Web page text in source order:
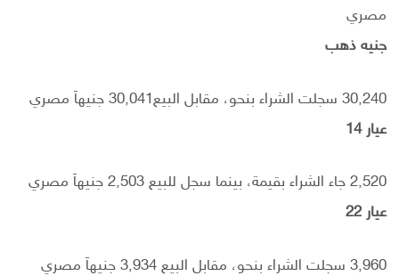
مصري
جنيه ذهب
30,240 سجلت الشراء بنحو، مقابل البيع30,041 جنيهاَ مصري
عيار 14
2,520 جاء الشراء بقيمة، بينما سجل للبيع 2,503 جنيهاَ مصري
عيار 22
3,960 سجلت الشراء بنحو، مقابل البيع 3,934 جنيهاَ مصري